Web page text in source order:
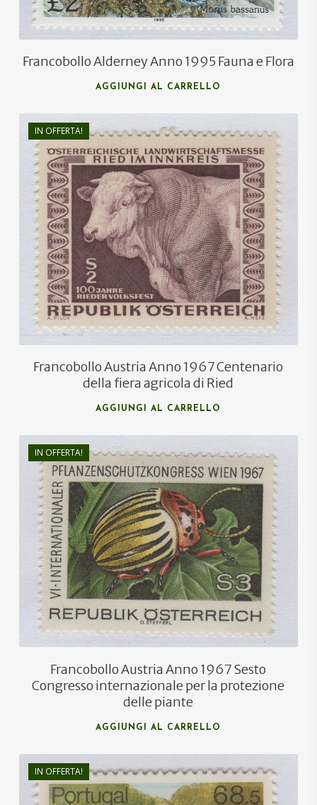
Francobollo Alderney Anno 1995 Fauna e Flora
AGGIUNGI AL CARRELLO
IN OFFERTA!
€0,70
€0,45
Francobollo Austria Anno 1967 Centenario
della fiera agricola di Ried
AGGIUNGI AL CARRELLO
IN OFFERTA!
€1,00
€0,60
Francobollo Austria Anno 1967 Sesto
Congresso internazionale per la protezione
delle piante
AGGIUNGI AL CARRELLO
IN OFFERTA!